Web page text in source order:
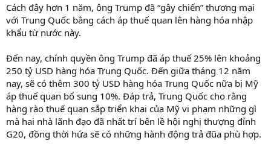
Cách đây hơn 1 năm, ông Trump đã “gây chiến” thương mại
với Trung Quốc bằng cách áp thuế quan lên hàng hóa nhập
khẩu từ nước này.
Đến nay, chính quyền ông Trump đã áp thuế 25% lên khoảng
250 tỷ USD hàng hóa Trung Quốc. Đến giữa tháng 12 năm
nay, sẽ có thêm 300 tỷ USD hàng hóa Trung Quốc nữa bị Mỹ
áp thuế quan bổ sung 10%. Đáp trả, Trung Quốc cho rằng
hàng rào thuế quan sắp triển khai của Mỹ vi phạm những gì
mà hai nhà lãnh đạo đã nhất trí bên lề hội nghị thượng đỉnh
G20, đồng thời hứa sẽ có những hành động trả đũa phù hợp.